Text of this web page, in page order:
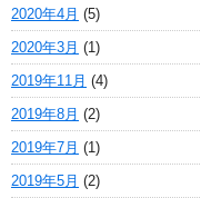
2020年4月 (5)
2020年3月 (1)
2019年11月 (4)
2019年8月 (2)
2019年7月 (1)
2019年5月 (2)